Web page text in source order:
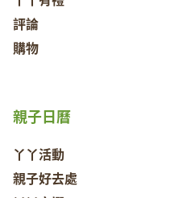
評論
購物
親子日曆
丫丫活動
親子好去處